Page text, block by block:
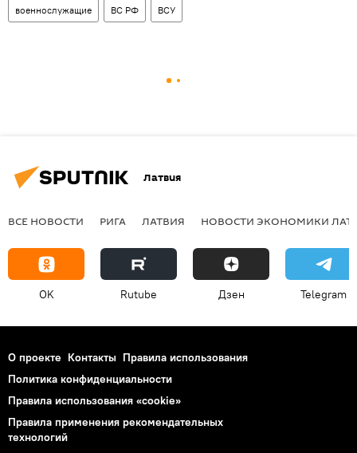
военнослужащие ВС РФ ВСУ
Латвия
ВСЕ НОВОСТИ РИГА ЛАТВИЯ НОВОСТИ ЭКОНОМИКИ
OK Rutube Дзен Telegram
О проекте Контакты Правила использования
Политика конфиденциальности
Правила использования «cookie»
Правила применения рекомендательных
технологий